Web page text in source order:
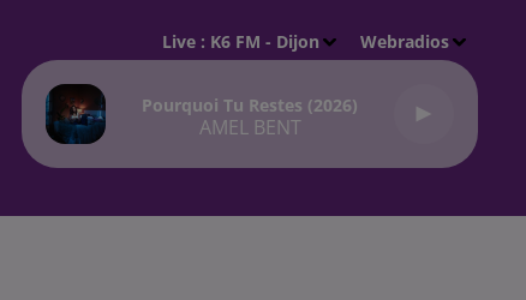
Live : K6 FM - Dijon Webradios
Pourquoi Tu Restes (2026)
AMEL BENT